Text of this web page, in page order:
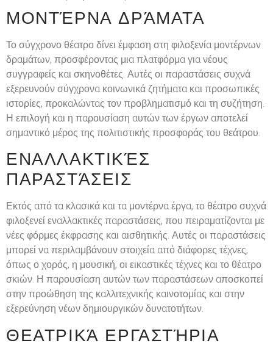
ΜΟΝΤΈΡΝΑ ΔΡΆΜΑΤΑ
Το σύγχρονο θέατρο δίνει έμφαση στη φιλοξενία μοντέρνων
δραμάτων, προσφέροντας μια πλατφόρμα για νέους
συγγραφείς και σκηνοθέτες. Αυτές οι παραστάσεις συχνά
εξερευνούν σύγχρονα κοινωνικά ζητήματα και προσωπικές
ιστορίες, προκαλώντας τον προβληματισμό και τη συζήτηση.
Η επιλογή και η παρουσίαση αυτών των έργων αποτελεί
σημαντικό μέρος της πολιτιστικής προσφοράς του θεάτρου.
ΕΝΑΛΛΑΚΤΙΚΈΣ
ΠΑΡΑΣΤΆΣΕΙΣ
Εκτός από τα κλασικά και τα μοντέρνα έργα, το θέατρο συχνά
φιλοξενεί εναλλακτικές παραστάσεις, που πειραματίζονται με
νέες φόρμες έκφρασης και αισθητικής. Αυτές οι παραστάσεις
μπορεί να περιλαμβάνουν στοιχεία από διάφορες τέχνες,
όπως ο χορός, η μουσική, οι εικαστικές τέχνες και το θέατρο
σκιών. Η παρουσίαση αυτών των παραστάσεων αποσκοπεί
στην προώθηση της καλλιτεχνικής καινοτομίας και στην
εξερεύνηση νέων δημιουργικών δυνατοτήτων.
ΘΕΑΤΡΙΚΆ ΕΡΓΑΣΤΉΡΙΑ